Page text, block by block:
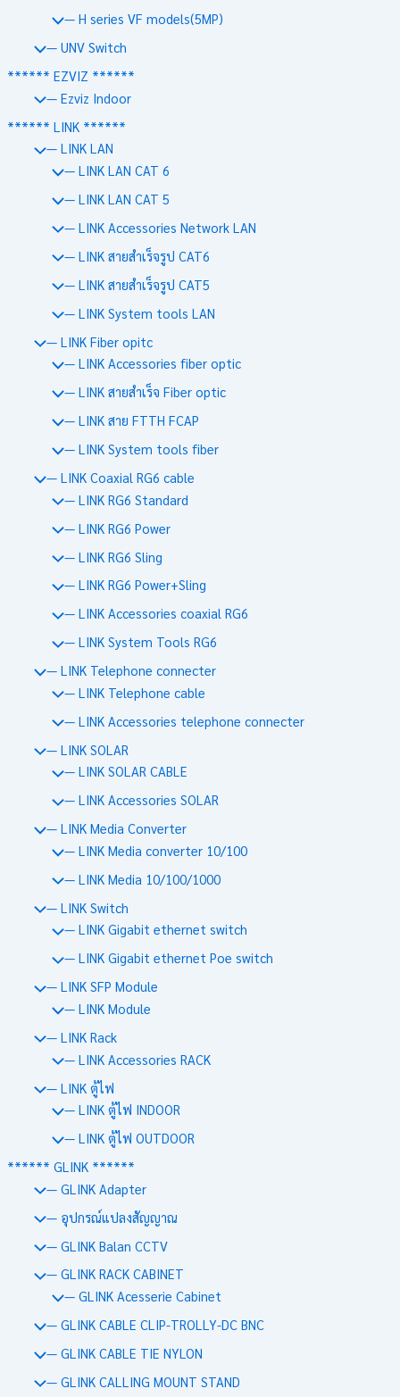
— H series VF models(5MP)
— UNV Switch
****** EZVIZ ******
— Ezviz Indoor
****** LINK ******
— LINK LAN
— LINK LAN CAT 6
— LINK LAN CAT 5
— LINK Accessories Network LAN
— LINK สายสำเร็จรูป CAT6
— LINK สายสำเร็จรูป CAT5
— LINK System tools LAN
— LINK Fiber opitc
— LINK Accessories fiber optic
— LINK สายสำเร็จ Fiber optic
— LINK สาย FTTH FCAP
— LINK System tools fiber
— LINK Coaxial RG6 cable
— LINK RG6 Standard
— LINK RG6 Power
— LINK RG6 Sling
— LINK RG6 Power+Sling
— LINK Accessories coaxial RG6
— LINK System Tools RG6
— LINK Telephone connecter
— LINK Telephone cable
— LINK Accessories telephone connecter
— LINK SOLAR
— LINK SOLAR CABLE
— LINK Accessories SOLAR
— LINK Media Converter
— LINK Media converter 10/100
— LINK Media 10/100/1000
— LINK Switch
— LINK Gigabit ethernet switch
— LINK Gigabit ethernet Poe switch
— LINK SFP Module
— LINK Module
— LINK Rack
— LINK Accessories RACK
— LINK ตู้ไฟ
— LINK ตู้ไฟ INDOOR
— LINK ตู้ไฟ OUTDOOR
****** GLINK ******
— GLINK Adapter
— อุปกรณ์แปลงสัญญาณ
— GLINK Balan CCTV
— GLINK RACK CABINET
— GLINK Acesserie Cabinet
— GLINK CABLE CLIP-TROLLY-DC BNC
— GLINK CABLE TIE NYLON
— GLINK CALLING MOUNT STAND